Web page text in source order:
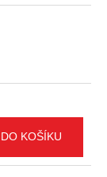
DO KOŠÍKU